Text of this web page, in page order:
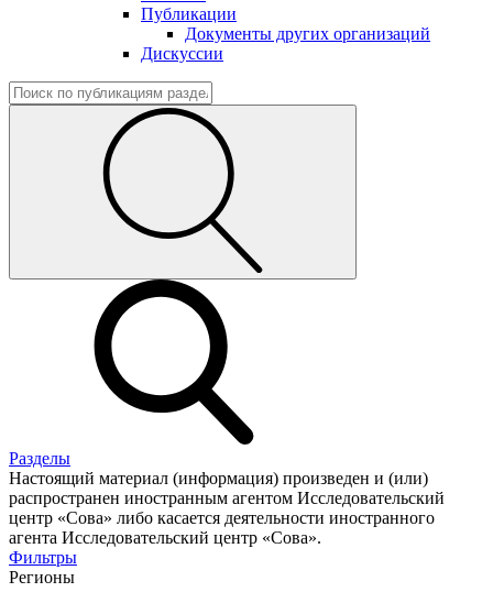
Публикации
Документы других организаций
Дискуссии
Разделы
Настоящий материал (информация) произведен и (или)
распространен иностранным агентом Исследовательский
центр «Сова» либо касается деятельности иностранного
агента Исследовательский центр «Сова».
Фильтры
Регионы